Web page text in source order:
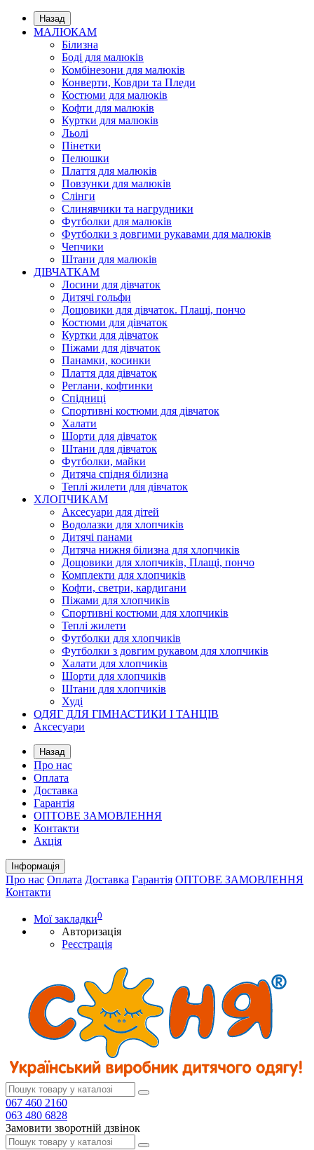
Назад
МАЛЮКАМ
Білизна
Боді для малюків
Комбінезони для малюків
Конверти, Ковдри та Пледи
Костюми для малюків
Кофти для малюків
Куртки для малюків
Льолі
Пінетки
Пелюшки
Плаття для малюків
Повзунки для малюків
Слінги
Слинявчики та нагрудники
Футболки для малюків
Футболки з довгими рукавами для малюків
Чепчики
Штани для малюків
ДІВЧАТКАМ
Лосини для дівчаток
Дитячі гольфи
Дощовики для дівчаток. Плащі, пончо
Костюми для дівчаток
Куртки для дівчаток
Піжами для дівчаток
Панамки, косинки
Плаття для дівчаток
Реглани, кофтинки
Спідниці
Спортивні костюми для дівчаток
Халати
Шорти для дівчаток
Штани для дівчаток
Футболки, майки
Дитяча спідня білизна
Теплі жилети для дівчаток
ХЛОПЧИКАМ
Аксесуари для дітей
Водолазки для хлопчиків
Дитячі панами
Дитяча нижня білизна для хлопчиків
Дощовики для хлопчиків, Плащі, пончо
Комплекти для хлопчиків
Кофти, светри, кардигани
Піжами для хлопчиків
Спортивні костюми для хлопчиків
Теплі жилети
Футболки для хлопчиків
Футболки з довгим рукавом для хлопчиків
Халати для хлопчиків
Шорти для хлопчиків
Штани для хлопчиків
Худі
ОДЯГ ДЛЯ ГІМНАСТИКИ І ТАНЦІВ
Аксесуари
Назад
Про нас
Оплата
Доставка
Гарантія
ОПТОВЕ ЗАМОВЛЕННЯ
Контакти
Акція
Інформація
Про нас Оплата Доставка Гарантія ОПТОВЕ ЗАМОВЛЕННЯ
Контакти
Мої закладки0
Авторизація
Реєстрація
067 460 2160
063 480 6828
Замовити зворотній дзвінок